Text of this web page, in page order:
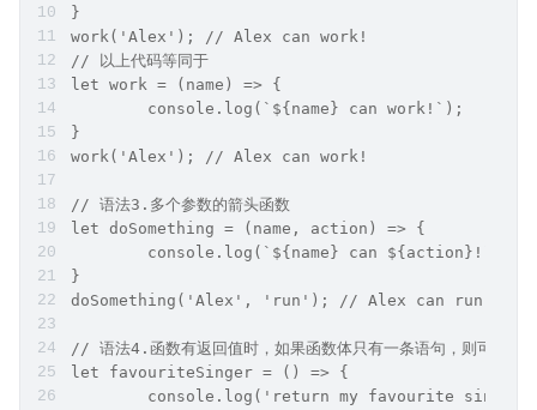
}
work('Alex'); // Alex can work!
// 以上代码等同于
let work = (name) => {
	console.log(`${name} can work!`);
}
work('Alex'); // Alex can work!
// 语法3.多个参数的箭头函数
let doSomething = (name, action) => {
	console.log(`${name} can ${action}!`);
}
doSomething('Alex', 'run'); // Alex can run!
// 语法4.函数有返回值时，如果函数体只有一条语句，则可以
let favouriteSinger = () => {
console.log('return my favourite